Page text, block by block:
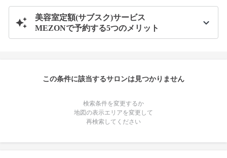
美容室定額(サブスク)サービス
MEZONで予約する5つのメリット
この条件に該当するサロンは見つかりません
検索条件を変更するか
地図の表示エリアを変更して
再検索してください